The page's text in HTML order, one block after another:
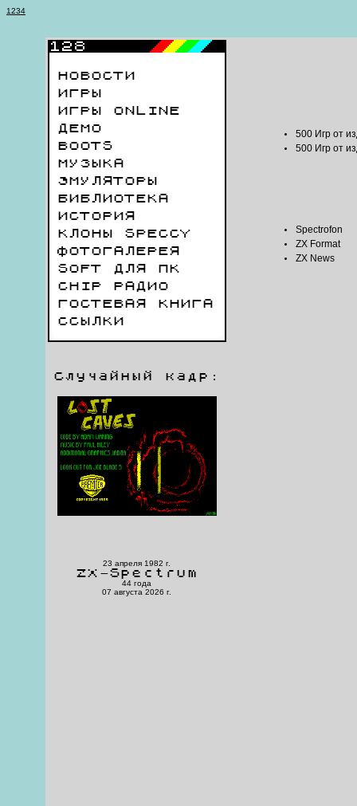
1234
НОВОСТИ
ИГРЫ
ИГРЫ ONLINE
ДЕМО
BOOTS
МУЗЫКА
ЭМУЛЯТОРЫ
БИБЛИОТЕКА
ИСТОРИЯ
КЛОНЫ SPECCY
ФОТОГАЛЕРЕЯ
SOFT ДЛЯ ПК
CHIP РАДИО
ГОСТЕВАЯ КНИГА
ССЫЛКИ
Случайный кадр:
23 апреля 1982 г.
ZX-Spectrum
44 года
07 августа 2026 г.
500 Игр от
500 Игр от
Spectrofon
ZX Format
ZX News